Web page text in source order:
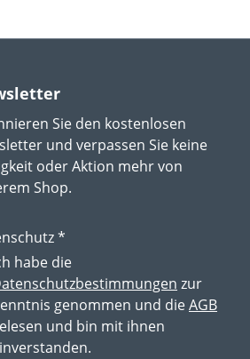
Sie den kostenlosen
und verpassen Sie keine
oder Aktion mehr von
Shop.
*
habe die
zur
genommen und dieAGB
und bin mit ihnen